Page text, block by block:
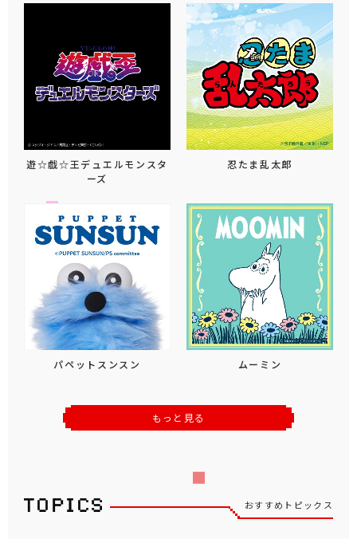
遊☆戯☆王デュエルモンスタ
ーズ
忍たま乱太郎
パペットスンスン ムーミン
もっと見る
おすすめトピックス